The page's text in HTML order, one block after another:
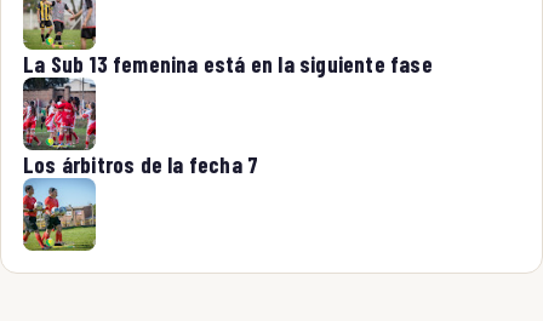
La Sub 13 femenina está en la siguiente fase
Los árbitros de la fecha 7